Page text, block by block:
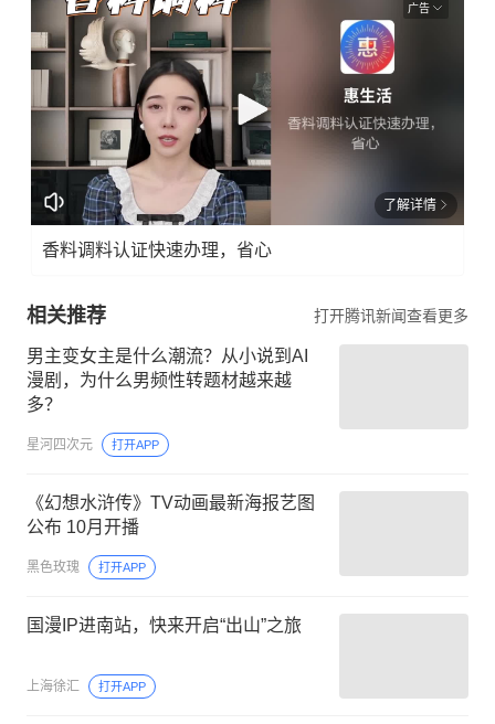
广告
了解详情
香料调料认证快速办理，省心
相关推荐 打开腾讯新闻查看更多
男主变女主是什么潮流？从小说到AI
漫剧，为什么男频性转题材越来越
多？
星河四次元 打开APP
《幻想水浒传》TV动画最新海报艺图
公布 10月开播
黑色玫瑰 打开APP
国漫IP进南站，快来开启“出山”之旅
上海徐汇 打开APP